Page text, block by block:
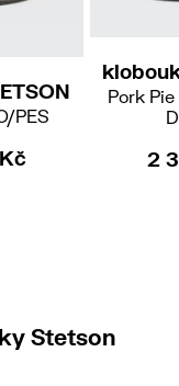
PES
Pork
2
Stetson